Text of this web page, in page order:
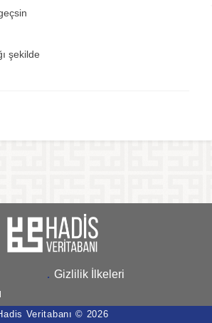
şekilde
. Gizlilik İlkeleri
Veritabanı © 2026